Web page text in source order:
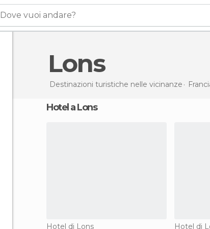
Dove vuoi andare?
Lons
Destinazioni turistiche nelle vicinanze
Hotel a Lons
Hotel di Lons
Hotel di